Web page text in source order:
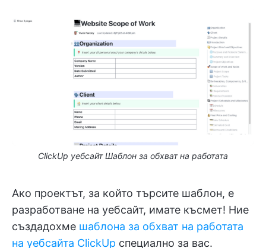
ClickUp уебсайт Шаблон за обхват на работата
Ако проектът, за който търсите шаблон, е
разработване на уебсайт, имате късмет! Ние
създадохме шаблона за обхват на работата
на уебсайта ClickUp специално за вас.